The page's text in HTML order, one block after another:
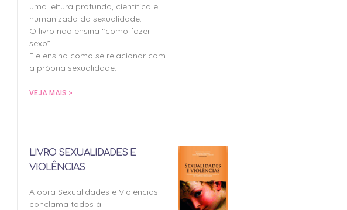
uma leitura profunda, científica e
humanizada da sexualidade.
O livro não ensina “como fazer
sexo”.
Ele ensina como se relacionar com
a própria sexualidade.
VEJA MAIS >
LIVRO SEXUALIDADES E
VIOLÊNCIAS
A obra Sexualidades e Violências
conclama todos à